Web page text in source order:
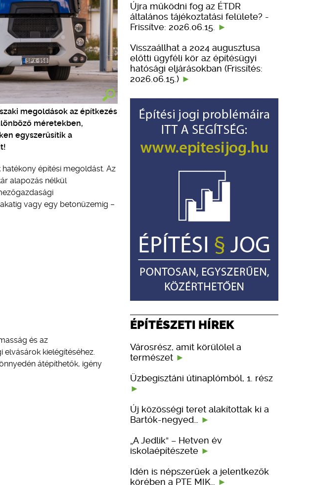
megoldások az építkezés
méretekben,
egyszerűsítik a
építési megoldást. Az
alapozás nélkül
vagy egy betonüzemig –
és az
kielégítéséhez.
átépíthetők, igény
Újra működni fog az ÉTDR
általános tájékoztatási felülete? -
Frissítve: 2026.06.15.
Visszaállhat a 2024 augusztusa
előtti ügyféli kör az építésügyi
hatósági eljárásokban (Frissítés:
2026.06.15.)
ÉPÍTÉSZETI HÍREK
Városrész, amit körülölel a
természet
Üzbegisztáni útinaplómból, 1. rész
Új közösségi teret alakítottak ki a
Bartók-negyed…
„A Jedlik” – Hetven év
iskolaépítészete
Idén is népszerűek a jelentkezők
körében a PTE MIK…